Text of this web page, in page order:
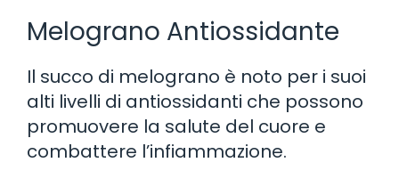
Melograno Antiossidante
Il succo di melograno è noto per i suoi
alti livelli di antiossidanti che possono
promuovere la salute del cuore e
combattere l’infiammazione.